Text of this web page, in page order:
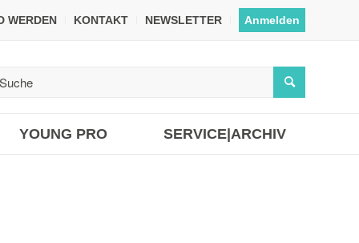
WERDEN KONTAKT NEWSLETTER Anmelden
YOUNG PRO SERVICE|ARCHIV